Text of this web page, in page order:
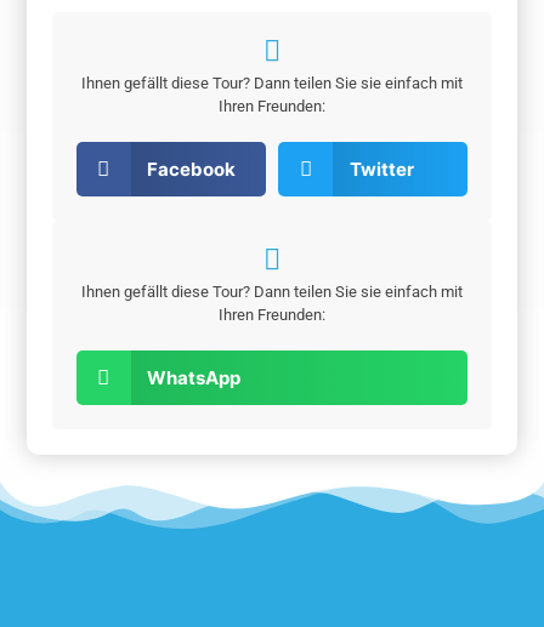
Ihnen gefällt diese Tour? Dann teilen Sie sie einfach mit
Ihren Freunden:
Facebook Twitter
Ihnen gefällt diese Tour? Dann teilen Sie sie einfach mit
Ihren Freunden:
WhatsApp